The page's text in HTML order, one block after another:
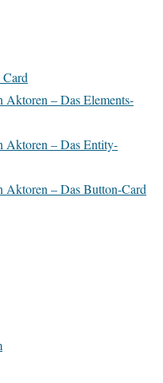
Aktoren – Das Elements-
Aktoren – Das Entity-
Aktoren – Das Button-Card